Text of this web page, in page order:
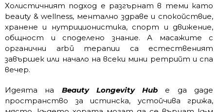
Холистичният подход е разгърнат в теми като
beauty & wellness, ментално здраве и спокойствие,
хранене и нутриционистика, спорт и движение,
общност и споделено знание. А масажите с
органични arbū терапии са естественият
завършек или начало на всеки мини ретрийт и спа
вечер.
Идеята на Beauty Longevity Hub е да даде
пространство за истинска, устойчива грижа,